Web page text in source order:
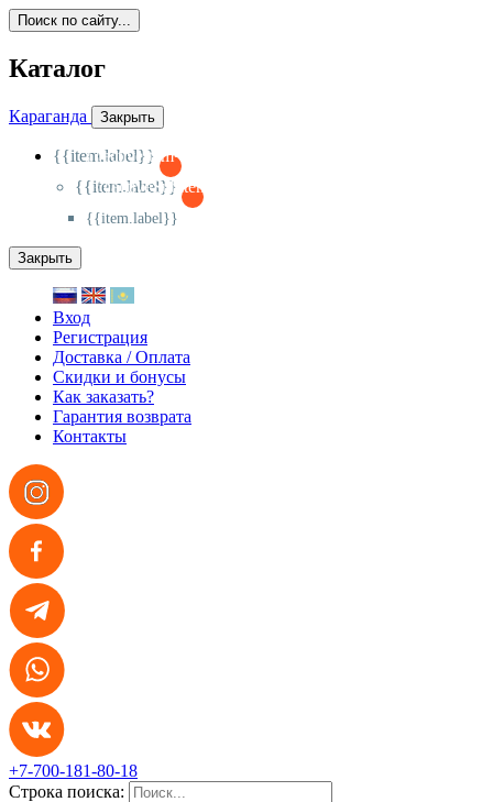
Поиск по сайту...
Каталог
Караганда Закрыть
{{item.label}}
{{activeItem==item.id?'-
{{item.label}}
{{activeSubitem==item.id?'-
{{item.label}}
Закрыть
Вход
Регистрация
Доставка / Оплата
Скидки и бонусы
Как заказать?
Гарантия возврата
Контакты
+7-700-181-80-18
Строка поиска: